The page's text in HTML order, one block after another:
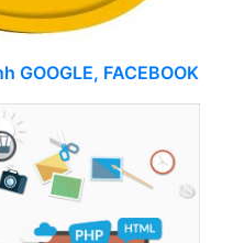
GOOGLE, FACEBOOK